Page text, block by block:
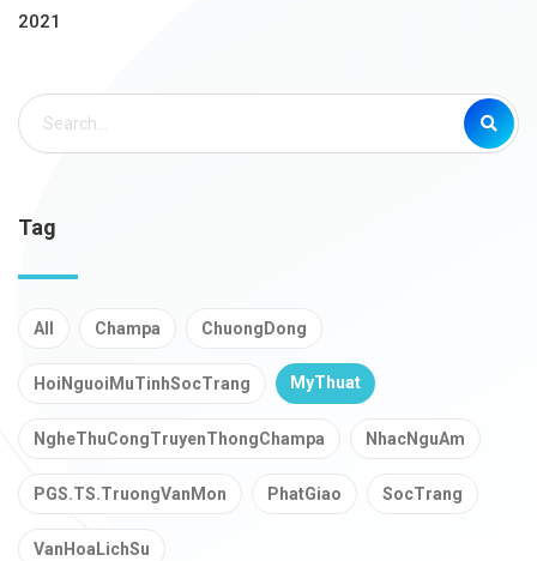
2021
Tag
All Champa ChuongDong
HoiNguoiMuTinhSocTrang MyThuat
NgheThuCongTruyenThongChampa NhacNguAm
PGS.TS.TruongVanMon PhatGiao SocTrang
VanHoaLichSu